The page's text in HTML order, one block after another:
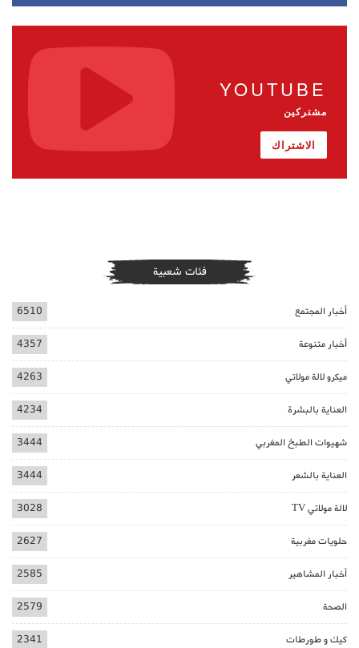
YOUTUBE
مشتركين
الاشتراك
فئات شعبية
أخبار المجتمع 6510
أخبار متنوعة 4357
ميكرو لالة مولاتي 4263
العناية بالبشرة 4234
شهيوات الطبخ المغربي 3444
العناية بالشعر 3444
لالة مولاتي TV 3028
حلويات مغربية 2627
أخبار المشاهير 2585
الصحة 2579
كيك و طورطات 2341